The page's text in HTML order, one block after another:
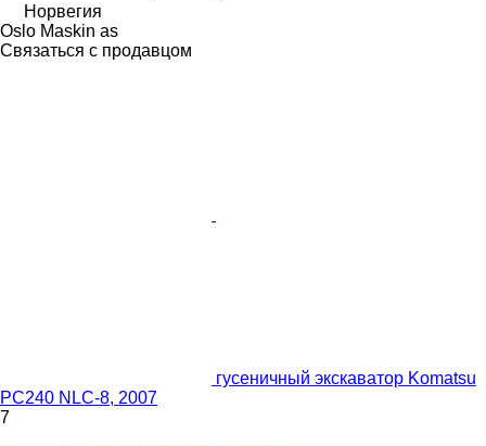
Норвегия
Oslo Maskin as
Связаться с продавцом
гусеничный экскаватор Komatsu
PC240 NLC-8, 2007
7